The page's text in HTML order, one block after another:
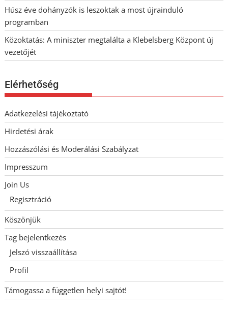
Húsz éve dohányzók is leszoktak a most újrainduló
programban
Közoktatás: A miniszter megtalálta a Klebelsberg Központ új
vezetőjét
Elérhetőség
Adatkezelési tájékoztató
Hirdetési árak
Hozzászólási és Moderálási Szabályzat
Impresszum
Join Us
Regisztráció
Köszönjük
Tag bejelentkezés
Jelszó visszaállítása
Profil
Támogassa a független helyi sajtót!